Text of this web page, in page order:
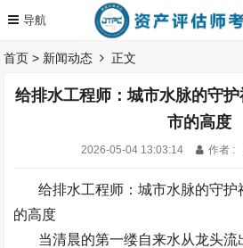
首页 > 新闻动态 正文
给排水工程师：城市水脉的守
市的高度
2026-05-04 13:03:14 作者 :
给排水工程师：城市水脉的守
的高度
当清晨的第一缕自来水从龙头